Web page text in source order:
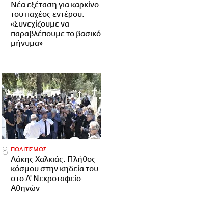
Νέα εξέταση για καρκίνο
του παχέος εντέρου:
«Συνεχίζουμε να
παραβλέπουμε το βασικό
μήνυμα»
ΠΟΛΙΤΙΣΜΟΣ
Λάκης Χαλκιάς: Πλήθος
κόσμου στην κηδεία του
στο Α' Νεκροταφείο
Αθηνών